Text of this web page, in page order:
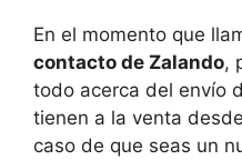
En el momento que
contacto de Zalando,
todo acerca del envío
tienen a la venta
caso de que seas un